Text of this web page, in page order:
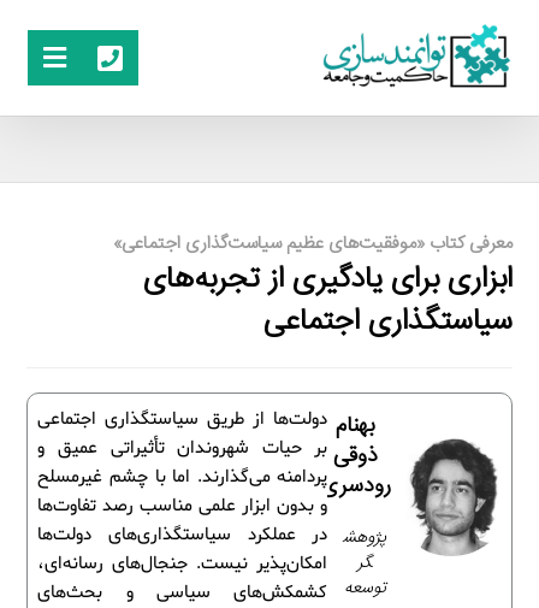
معرفی کتاب «موفقیت‌های عظیم سیاست‌گذاری اجتماعی»
ابزاری برای یادگیری از تجربه‌های
سیاستگذاری اجتماعی
دولت‌ها از طریق سیاستگذاری اجتماعی
بر حیات شهروندان تأثیراتی عمیق و
پردامنه می‌گذارند. اما با چشم غیرمسلح
و بدون ابزار علمی مناسب رصد تفاوت‌ها
در عملکرد سیاستگذاری‌های دولت‌ها
امکان‌پذیر نیست. جنجال‌های رسانه‌ای،
کشمکش‌های سیاسی و بحث‌های
بهنام
ذوقی
رودسری
پژوهش
گر
توسعه